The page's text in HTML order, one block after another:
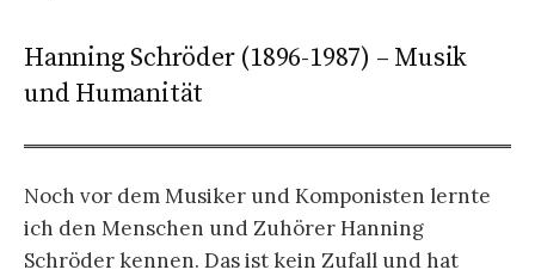
Hanning Schröder (1896-1987) – Musik
und Humanität
Noch vor dem Musiker und Komponisten lernte
ich den Menschen und Zuhörer Hanning
Schröder kennen. Das ist kein Zufall und hat